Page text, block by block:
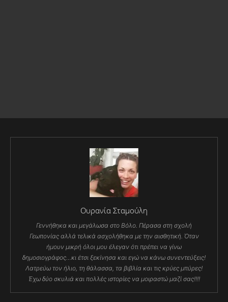
Ουρανία Σταμούλη
Γεννήθηκα και μεγάλωσα στο Βόλο. Πέρασα στη σχολή
Γεωπονίας αλλά τελικά ασχολήθηκα με την αισθητική. Όταν
ήμουν μικρή όλοι μου έλεγαν ότι πρέπει να γίνω
δημοσιογράφος…κι έτσι ξεκίνησα και εγώ να κάνω συνεντεύξεις!
Λατρεύω τον ήλιο, τη θάλασσα, τα βιβλία και τις κρύες μπύρες!
Έχω δύο σκυλιά και πολλές ιστορίες να μοιραστώ μαζί σας!!!!